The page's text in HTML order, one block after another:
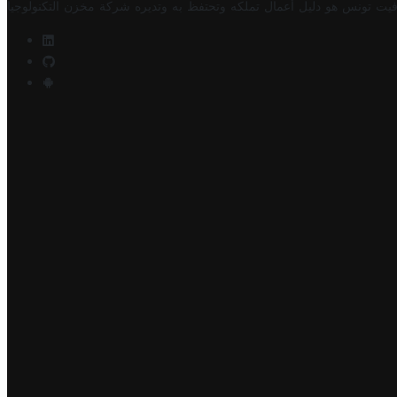
تونس هو دليل أعمال تملكه وتحتفظ به وتديره شركة مخزن التكنولوجيا